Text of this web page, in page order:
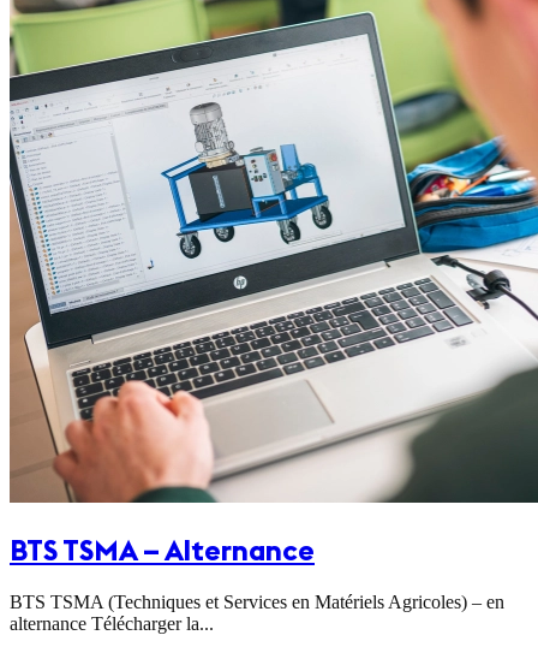
BTS TSMA – Alternance
BTS TSMA (Techniques et Services en Matériels Agricoles) – en
alternance Télécharger la...